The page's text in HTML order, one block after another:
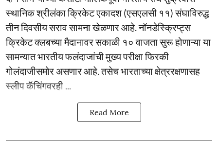
स्थानिक श्रीलंका क्रिकेट एकादश (एसएलसी ११) संघाविरुद्ध
तीन दिवसीय सराव सामना खेळणार आहे. नॉनडेस्क्रिप्ट्स
क्रिकेट क्लबच्या मैदानावर सकाळी १० वाजता सुरू होणाऱ्या या
सामन्यात भारतीय फलंदाजांची मुख्य परीक्षा फिरकी
गोलंदाजीसमोर असणार आहे. तसेच भारताच्या क्षेत्ररक्षणासह
स्लीप कॅचिंगवरही ...
Read More